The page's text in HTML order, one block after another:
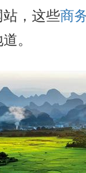
，这些商
。